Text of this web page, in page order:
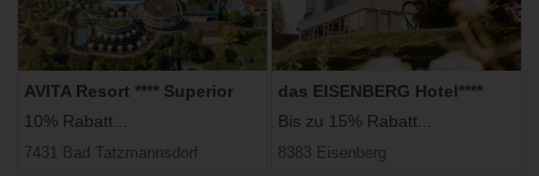
AVITA Resort ​**** Superior
10% Rabatt...
7431 Bad Tatzmannsdorf
das EISENBERG Hotel****
Bis zu 15% Rabatt...
8383 Eisenberg